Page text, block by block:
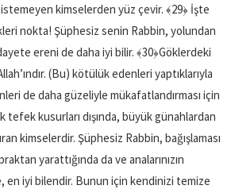
kimselerden yüz çevir. ﴾29﴿ İşte
nokta! Şüphesiz senin Rabbin, yolundan
ereni de daha iyi bilir. ﴾30﴿Göklerdeki
(Bu) kötülük edenleri yaptıklarıyla
de daha güzeliyle mükafatlandırması için
tefek kusurları dışında, büyük günahlardan
kimselerdir. Şüphesiz Rabbin, bağışlaması
yarattığında da ve analarınızın
en iyi bilendir. Bunun için kendinizi temize